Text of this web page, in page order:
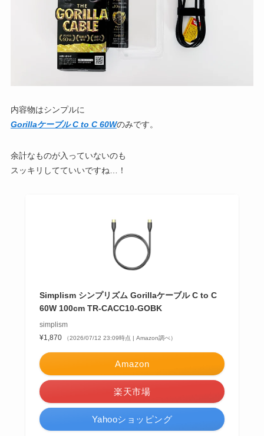
内容物はシンプルに
Gorillaケーブル C to C 60Wのみです。
余計なものが入っていないのも
スッキリしてていいですね…！
Simplism シンプリズム Gorillaケーブル C to C
60W 100cm TR-CACC10-GOBK
simplism
¥1,870
（2026/07/12 23:09時点 | Amazon調べ）
Amazon
楽天市場
Yahooショッピング